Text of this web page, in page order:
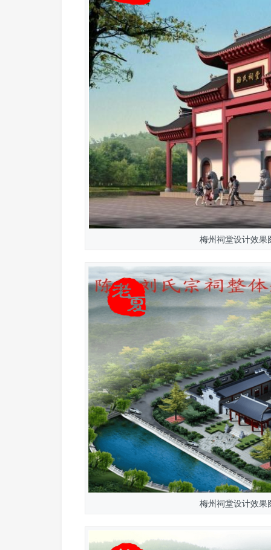
梅州祠堂设计效果
梅州祠堂设计效果